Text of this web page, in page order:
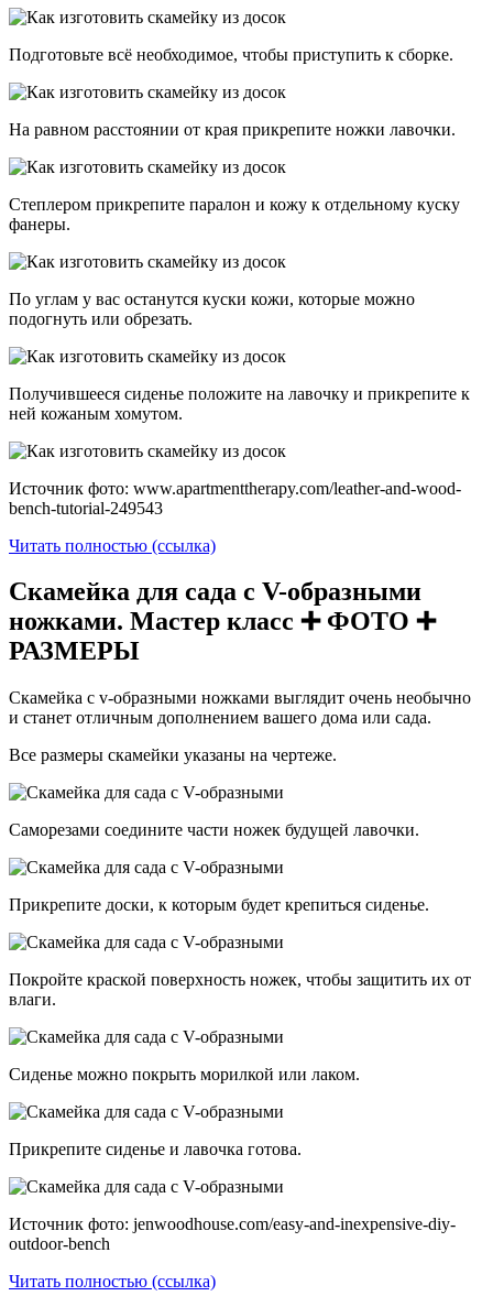
Подготовьте всё необходимое, чтобы приступить к сборке.
На равном расстоянии от края прикрепите ножки лавочки.
Степлером прикрепите паралон и кожу к отдельному куску
фанеры.
По углам у вас останутся куски кожи, которые можно
подогнуть или обрезать.
Получившееся сиденье положите на лавочку и прикрепите к
ней кожаным хомутом.
Источник фото: www.apartmenttherapy.com/leather-and-wood-
bench-tutorial-249543
Читать полностью (ссылка)
Скамейка для сада с V-образными
ножками. Мастер класс ➕ ФОТО ➕
РАЗМЕРЫ
Скамейка с v-образными ножками выглядит очень необычно
и станет отличным дополнением вашего дома или сада.
Все размеры скамейки указаны на чертеже.
Саморезами соедините части ножек будущей лавочки.
Прикрепите доски, к которым будет крепиться сиденье.
Покройте краской поверхность ножек, чтобы защитить их от
влаги.
Сиденье можно покрыть морилкой или лаком.
Прикрепите сиденье и лавочка готова.
Источник фото: jenwoodhouse.com/easy-and-inexpensive-diy-
outdoor-bench
Читать полностью (ссылка)